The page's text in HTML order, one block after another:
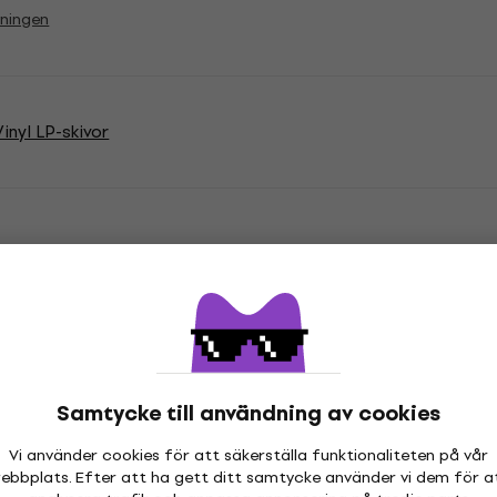
Samtycke till användning av cookies
Vi använder cookies för att säkerställa funktionaliteten på vår
Efter att ha gett ditt samtycke använder vi dem för
LP-skivor
Genre
Metal Utgivningsår